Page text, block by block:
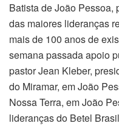
Batista de João Pessoa,
das maiores lideranças
mais de 100 anos de
semana passada apoio
pastor Jean Kleber,
do Miramar, em João
Nossa Terra, em João
lideranças do Betel